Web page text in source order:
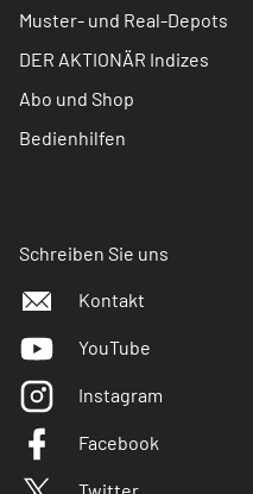
Muster- und Real-Depots
DER AKTIONÄR Indizes
Abo und Shop
Bedienhilfen
Schreiben Sie uns
Kontakt
YouTube
Instagram
Facebook